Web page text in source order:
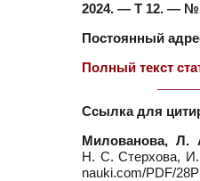
2024. — Т 12. —
Постоянный
Полный текст
Ссылка для
Милованова, Л.
Н. С. Стерхова,
nauki.com/PDF/